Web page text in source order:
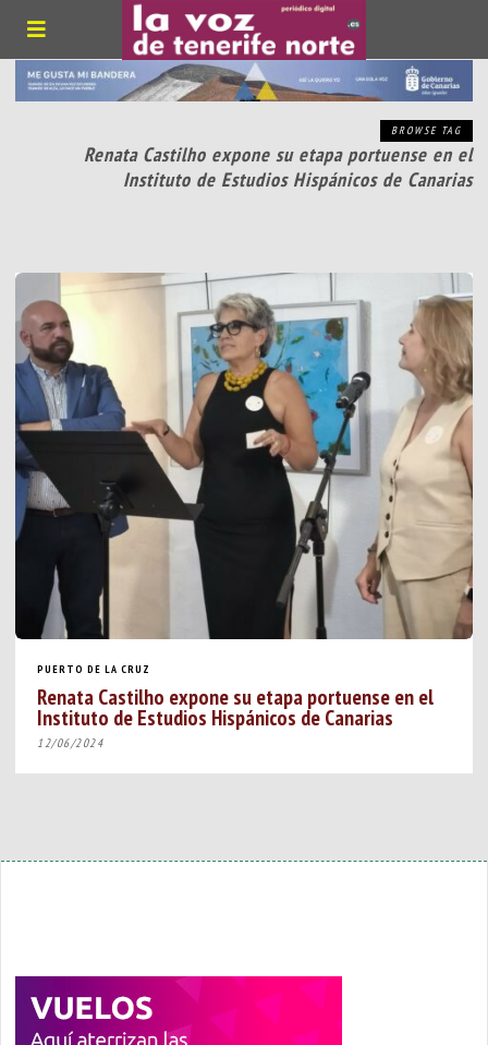
BROWSE TAG
Renata Castilho expone su etapa portuense en el
Instituto de Estudios Hispánicos de Canarias
PUERTO DE LA CRUZ
Renata Castilho expone su etapa portuense en el
Instituto de Estudios Hispánicos de Canarias
12/06/2024